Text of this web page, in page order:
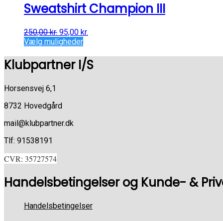
Sweatshirt Champion III
250,00kr. 95,00 kr.
Vælg muligheder
Klubpartner I/S
Horsensvej 6,1
8732 Hovedgård
mail@klubpartner.dk
Tlf: 91538191
CVR: 35727574
Handelsbetingelser og Kunde- &
Handelsbetingelser